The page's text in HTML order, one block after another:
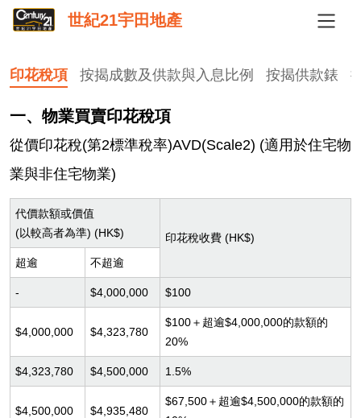
世紀21宇田地產
印花稅項 按揭成數及供款與入息比例 按揭供款錶